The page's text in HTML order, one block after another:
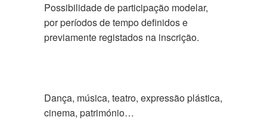
Possibilidade de participação modelar,
por períodos de tempo definidos e
previamente registados na inscrição.
Dança, música, teatro, expressão plástica,
cinema, património…